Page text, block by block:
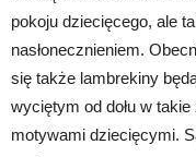
pokoju dziecięcego, ale
nasłonecznieniem.
się także lambrekiny
wyciętym od dołu w
motywami dziecięcymi.